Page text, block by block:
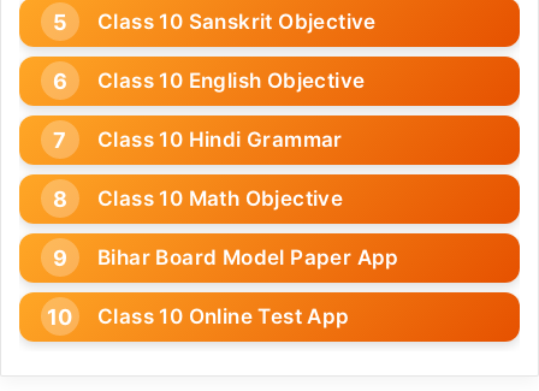
Class 10 Sanskrit Objective
Class 10 English Objective
Class 10 Hindi Grammar
Class 10 Math Objective
Bihar Board Model Paper App
Class 10 Online Test App